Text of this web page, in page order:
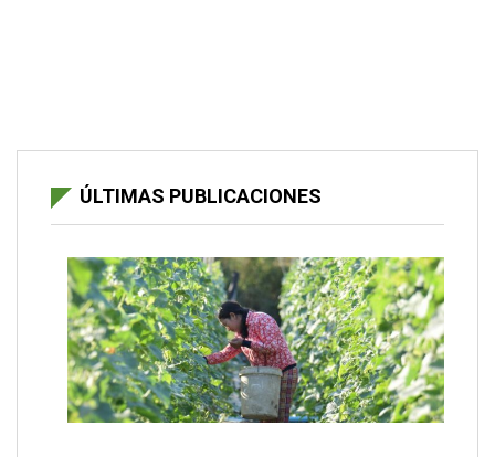
ÚLTIMAS PUBLICACIONES